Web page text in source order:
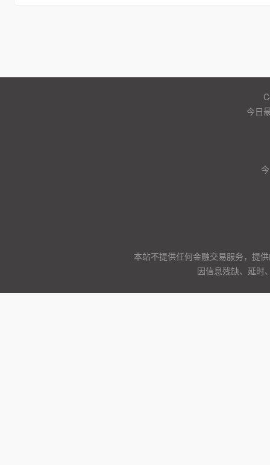
今日
本站不提供任何金融交易服务，提
因信息残缺、延时